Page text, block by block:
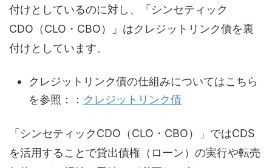
付けとしているのに対し、「シンセティック
CDO（CLO・CBO）」はクレジットリンク債を裏
付けとしています。
クレジットリンク債の仕組みについてはこちら
を参照：： クレジットリンク債
「シンセティックCDO（CLO・CBO）」ではCDS
を活用することで貸出債権（ローン）の実行や転売